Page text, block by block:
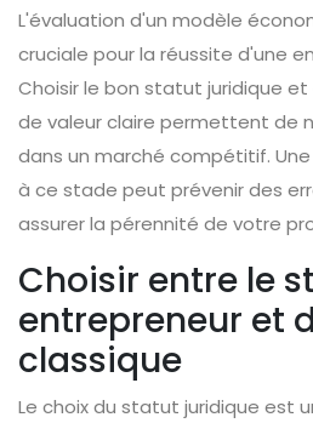
L'évaluation d'un modèle
cruciale pour la réussite d'une
Choisir le bon statut juridique
de valeur claire permettent de
dans un marché compétitif.
à ce stade peut prévenir des
assurer la pérennité de votre
Choisir entre le
entrepreneur et
classique
Le choix du statut juridique est